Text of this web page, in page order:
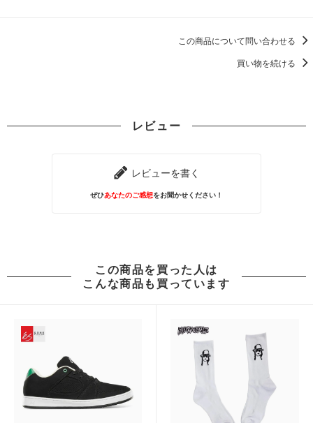
この商品について問い合わせる
買い物を続ける
レビュー
レビューを書く
ぜひあなたのご感想をお聞かせください！
この商品を買った人は
こんな商品も買っています